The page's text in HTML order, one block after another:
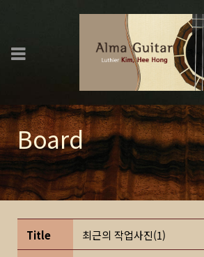
Board
Title 최근의 작업사진(1)